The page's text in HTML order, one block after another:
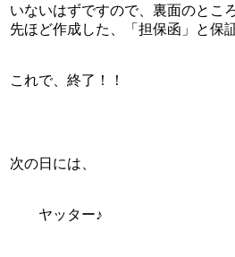
いないはずですので、裏面のとこ
先ほど作成した、「担保函」と保
これで、終了！！
次の日には、
ヤッター♪